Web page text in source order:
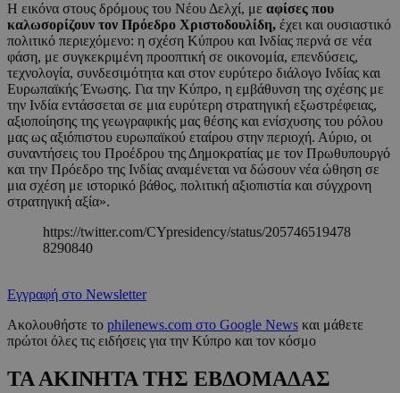
Η εικόνα στους δρόμους του Νέου Δελχί, με αφίσες που
καλωσορίζουν τον Πρόεδρο Χριστοδουλίδη, έχει και ουσιαστικό
πολιτικό περιεχόμενο: η σχέση Κύπρου και Ινδίας περνά σε νέα
φάση, με συγκεκριμένη προοπτική σε οικονομία, επενδύσεις,
τεχνολογία, συνδεσιμότητα και στον ευρύτερο διάλογο Ινδίας και
Ευρωπαϊκής Ένωσης. Για την Κύπρο, η εμβάθυνση της σχέσης με
την Ινδία εντάσσεται σε μια ευρύτερη στρατηγική εξωστρέφειας,
αξιοποίησης της γεωγραφικής μας θέσης και ενίσχυσης του ρόλου
μας ως αξιόπιστου ευρωπαϊκού εταίρου στην περιοχή. Αύριο, οι
συναντήσεις του Προέδρου της Δημοκρατίας με τον Πρωθυπουργό
και την Πρόεδρο της Ινδίας αναμένεται να δώσουν νέα ώθηση σε
μια σχέση με ιστορικό βάθος, πολιτική αξιοπιστία και σύγχρονη
στρατηγική αξία».
https://twitter.com/CYpresidency/status/205746519478
8290840
Εγγραφή στο Newsletter
Ακολουθήστε το philenews.com στο Google News και μάθετε
πρώτοι όλες τις ειδήσεις για την Κύπρο και τον κόσμο
ΤΑ ΑΚΙΝΗΤΑ ΤΗΣ ΕΒΔΟΜΑΔΑΣ